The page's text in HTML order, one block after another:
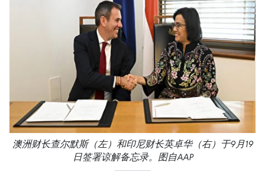
澳洲财长查尔默斯（左）和印尼财长英卓华（右）于9月19
日签署谅解备忘录。图自AAP